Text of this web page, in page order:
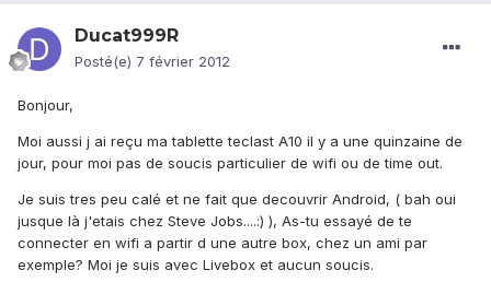
Ducat999R
Posté(e) 7 février 2012
Bonjour,
Moi aussi j ai reçu ma tablette teclast A10 il y a une quinzaine de
jour, pour moi pas de soucis particulier de wifi ou de time out.
Je suis tres peu calé et ne fait que decouvrir Android, ( bah oui
jusque là j'etais chez Steve Jobs....:) ), As-tu essayé de te
connecter en wifi a partir d une autre box, chez un ami par
exemple? Moi je suis avec Livebox et aucun soucis.